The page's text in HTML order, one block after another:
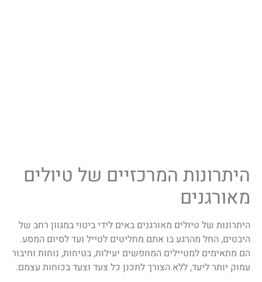
היתרונות המרכזיים של טיולים
מאורגנים
היתרונות של טיולים מאורגנים באים לידי ביטוי במגוון רחב של
היבטים, החל מהרגע בו אתם מחליטים לטייל ועד לסיום המסע.
הם מתאימים למטיילים המחפשים יעילות, בטיחות, נוחות וחיבור
עמוק יותר ליעד, ללא הצורך לתכנן כל צעד וצעד בכוחות עצמם.